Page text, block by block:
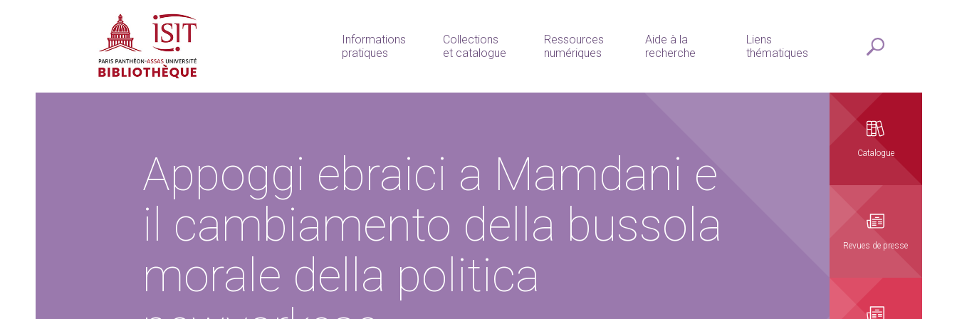
Informations
pratiques
Collections
et catalogue
Ressources
numériques
Aide à la
recherche
Liens
thématiques
Appoggi ebraici a Mamdani e
il cambiamento della bussola
morale della politica
Catalogue
Revues de presse